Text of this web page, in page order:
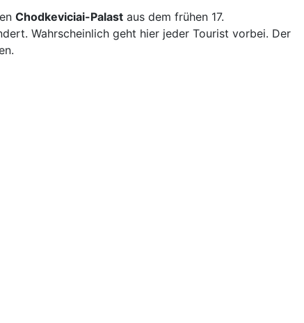
Chodkeviciai-Palast aus dem frühen 17.
Wahrscheinlich geht hier jeder Tourist vorbei. Der